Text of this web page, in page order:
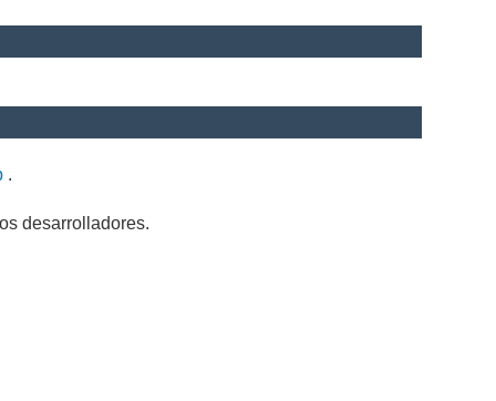
.
desarrolladores.